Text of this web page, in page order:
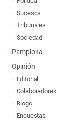
Sucesos
Tribunales
Sociedad
Pamplona
Opinión
Editorial
Colaboradores
Blogs
Encuestas